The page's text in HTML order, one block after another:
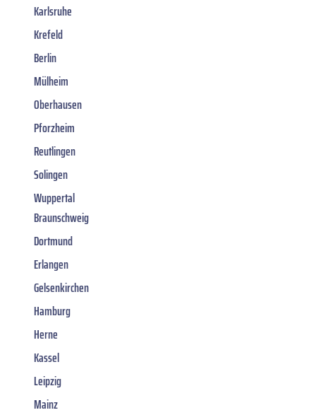
Karlsruhe
Krefeld
Berlin
Mülheim
Oberhausen
Pforzheim
Reutlingen
Solingen
Wuppertal
Braunschweig
Dortmund
Erlangen
Gelsenkirchen
Hamburg
Herne
Kassel
Leipzig
Mainz